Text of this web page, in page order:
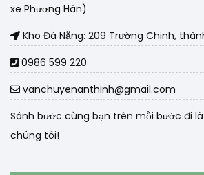
xe Phương Hân)
Kho Đà Nẵng: 209 Trường Chinh,
0986 599 220
vanchuyenanthinh@gmail.com
Sánh bước cùng bạn trên mỗi bước đi
chúng tôi!